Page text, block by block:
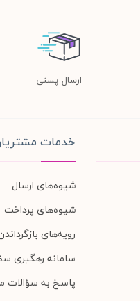
ارسال پستی
خدمات
شیوه‌های ارسال
شیوه‌های پرداخت
رویه‌های
سامانه رهگیری
پاسخ به سؤالات